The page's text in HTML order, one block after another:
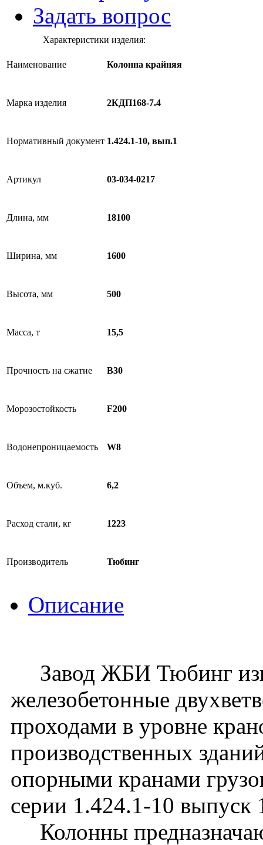
Задать вопрос
Характеристики изделия:
Наименование Колонна крайняя
Марка изделия 2КДП168-7.4
Нормативный документ 1.424.1-10, вып.1
Артикул 03-034-0217
Длина, мм 18100
Ширина, мм 1600
Высота, мм 500
Масса, т 15,5
Прочность на сжатие B30
Морозостойкость F200
Водонепроницаемость W8
Объем, м.куб. 6,2
Расход стали, кг 1223
Производитель Тюбинг
Описание
Завод ЖБИ Тюбинг
железобетонные
проходами в уровне
производственных
опорными кранами
серии 1.424.1-10 выпуск
Колонны